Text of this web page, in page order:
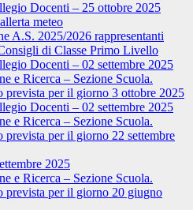
Docenti – 25 ottobre 2025
meteo
A.S. 2025/2026 rappresentanti
di Classe Primo Livello
Docenti – 02 settembre 2025
e Ricerca – Sezione Scuola.
prevista per il giorno 3 ottobre 2025
Docenti – 02 settembre 2025
e Ricerca – Sezione Scuola.
prevista per il giorno 22 settembre
2025
e Ricerca – Sezione Scuola.
prevista per il giorno 20 giugno